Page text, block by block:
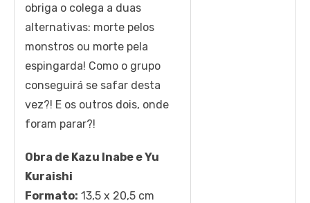
obriga o colega a duas
alternativas: morte pelos
monstros ou morte pela
espingarda! Como o grupo
conseguirá se safar desta
vez?! E os outros dois, onde
foram parar?!
Obra de Kazu Inabe e Yu
Kuraishi
Formato: 13,5 x 20,5 cm